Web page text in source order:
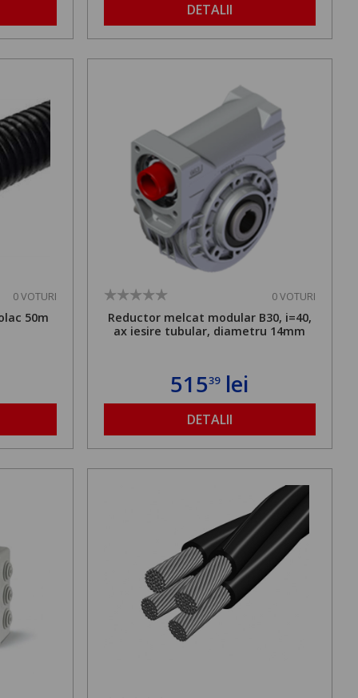
DETALII
0 VOTURI
50m
0 VOTURI
Reductor melcat modular B30, i=40,
ax iesire tubular, diametru 14mm
51539lei
DETALII